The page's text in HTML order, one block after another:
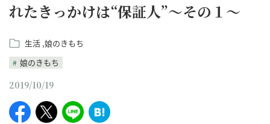
れたきっかけは“保証人”～その１～
生活 娘のきもち
娘のきもち
2019/10/19